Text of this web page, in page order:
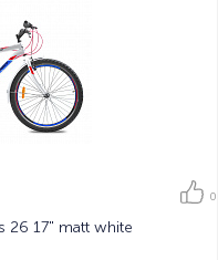
0
26 17" matt white